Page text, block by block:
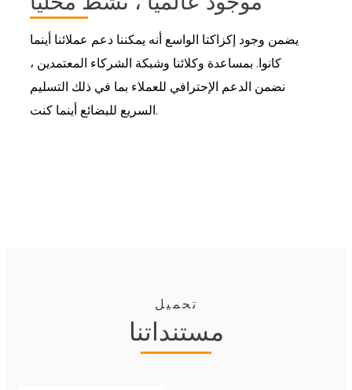
يضمن وجود إكزاكتا الواسع أنه يمكننا دعم عملائنا أينما
كانوا. بمساعدة وكلائنا وشبكة الشركاء المعتمدين ،
نضمن الدعم الإحترافي للعملاء بما في ذلك التسليم
السريع للبضائع أينما كنت.
تحميل
مستنداتنا